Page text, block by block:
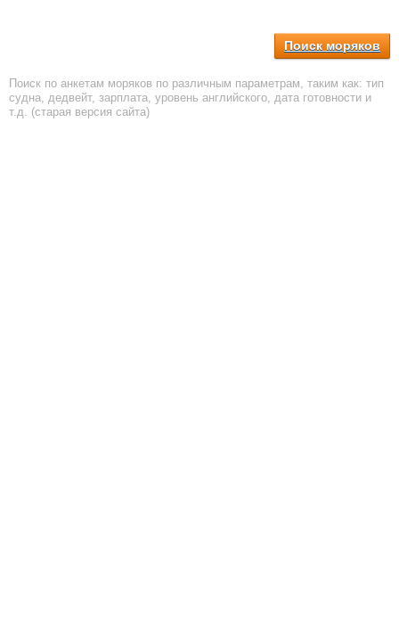
Поиск моряков
Поиск по анкетам моряков по различным параметрам, таким как: тип
судна, дедвейт, зарплата, уровень английского, дата готовности и
т.д. (старая версия сайта)